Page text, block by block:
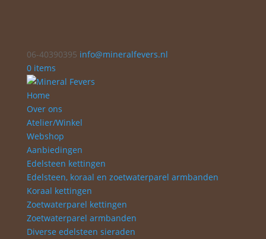
06-40390395 info@mineralfevers.nl
0 items
Home
Over ons
Atelier/Winkel
Webshop
Aanbiedingen
Edelsteen kettingen
Edelsteen, koraal en zoetwaterparel armbanden
Koraal kettingen
Zoetwaterparel kettingen
Zoetwaterparel armbanden
Diverse edelsteen sieraden